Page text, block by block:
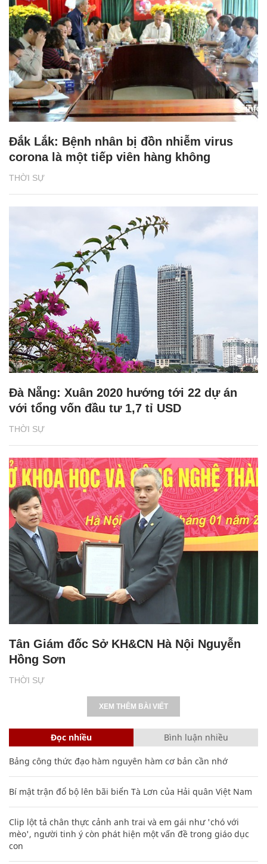
THỜI SỰ
Đắk Lắk: Bệnh nhân bị đồn nhiễm virus
corona là một tiếp viên hàng không
THỜI SỰ
Đà Nẵng: Xuân 2020 hướng tới 22 dự án
với tổng vốn đầu tư 1,7 tỉ USD
THỜI SỰ
Tân Giám đốc Sở KH&CN Hà Nội Nguyễn
Hồng Sơn
XEM THÊM BÀI VIẾT
Đọc nhiều Bình luận nhiều
Bảng công thức đạo hàm nguyên hàm cơ bản cần nhớ
Bí mật trận đổ bộ lên bãi biển Tà Lơn của Hải quân Việt Nam
Clip lột tả chân thực cảnh anh trai và em gái như 'chó với
mèo', người tinh ý còn phát hiện một vấn đề trong giáo dục
con